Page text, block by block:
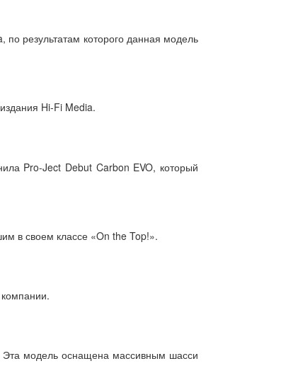
результатам которого данная модель
Hi-Fi Media.
Pro-Ject Debut Carbon EVO, который
в своем классе «On the Top!».
Эта модель оснащена массивным шасси